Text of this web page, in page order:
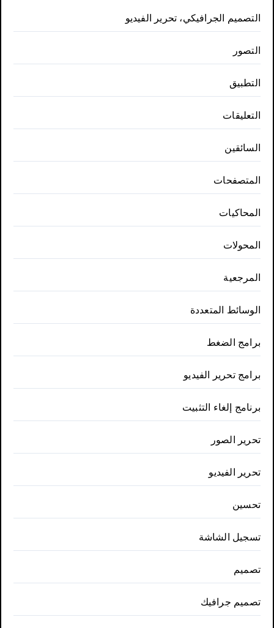
التصميم الجرافيكي، تحرير الفيديو
التصور
التطبيق
التعليقات
السائقين
المتصفحات
المحاكيات
المحولات
المرجعية
الوسائط المتعددة
برامج الضغط
برامج تحرير الفيديو
برنامج إلغاء التثبيت
تحرير الصور
تحرير الفيديو
تحسين
تسجيل الشاشة
تصميم
تصميم جرافيك